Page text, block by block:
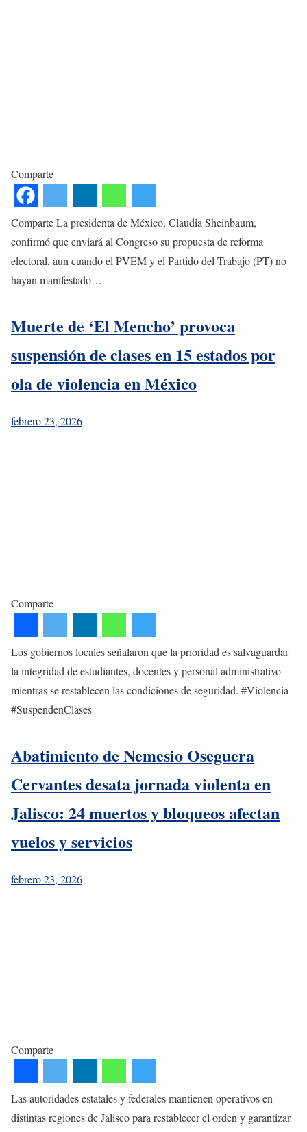
Comparte
Comparte La presidenta de México, Claudia Sheinbaum,
confirmó que enviará al Congreso su propuesta de reforma
electoral, aun cuando el PVEM y el Partido del Trabajo (PT) no
hayan manifestado…
Muerte de ‘El Mencho’ provoca
suspensión de clases en 15 estados por
ola de violencia en México
febrero 23, 2026
Comparte
Los gobiernos locales señalaron que la prioridad es salvaguardar
la integridad de estudiantes, docentes y personal administrativo
mientras se restablecen las condiciones de seguridad. #Violencia
#SuspendenClases
Abatimiento de Nemesio Oseguera
Cervantes desata jornada violenta en
Jalisco: 24 muertos y bloqueos afectan
vuelos y servicios
febrero 23, 2026
Comparte
Las autoridades estatales y federales mantienen operativos en
distintas regiones de Jalisco para restablecer el orden y garantizar